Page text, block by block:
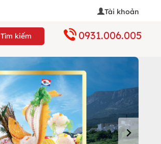
Tài khoản
Tìm kiếm 0931.006.005